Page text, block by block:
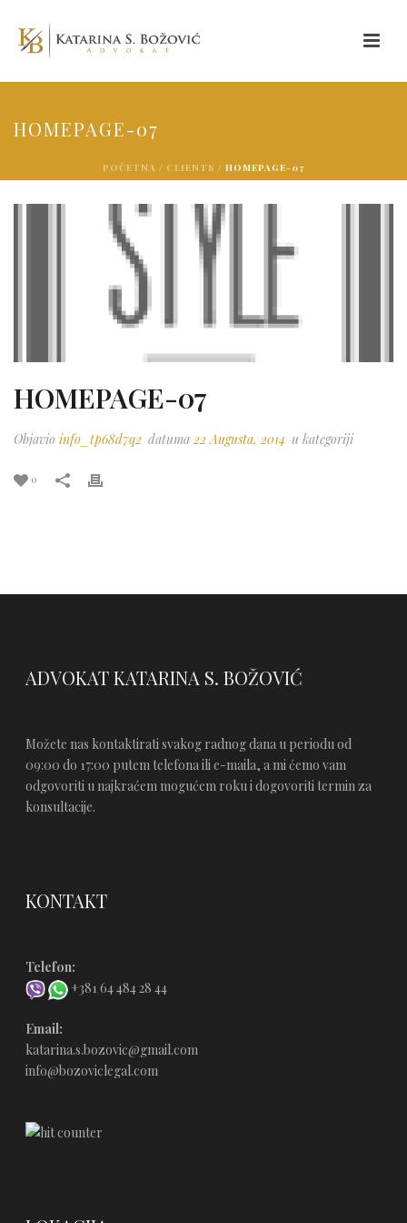
HOMEPAGE-07
POČETNA / CLIENTS / HOMEPAGE-07
HOMEPAGE-07
Objavio info_tp68d7q2 datuma 22 Augusta, 2014 u kategoriji
0
ADVOKAT KATARINA S. BOŽOVIĆ
Možete nas kontaktirati svakog radnog dana u periodu od
09:00 do 17:00 putem telefona ili e-maila, a mi ćemo vam
odgovoriti u najkraćem mogućem roku i dogovoriti termin za
konsultacije.
KONTAKT
Telefon:
+381 64 484 28 44
Email:
katarina.s.bozovic@gmail.com
info@bozoviclegal.com